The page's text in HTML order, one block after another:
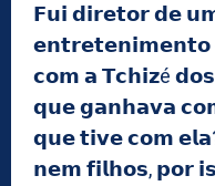
𝗙𝘂𝗶 𝗱𝗶𝗿𝗲𝘁𝗼𝗿 𝗱𝗲
𝗲𝗻𝘁𝗿𝗲𝘁𝗲𝗻𝗶𝗺𝗲𝗻𝘁𝗼
𝗰𝗼𝗺 𝗮 𝗧𝗰𝗵𝗶𝘇é
𝗾𝘂𝗲 𝗴𝗮𝗻𝗵𝗮𝘃𝗮
𝗾𝘂𝗲 𝘁𝗶𝘃𝗲 𝗰𝗼𝗺
𝗻𝗲𝗺 𝗳𝗶𝗹𝗵𝗼𝘀, 𝗽𝗼𝗿